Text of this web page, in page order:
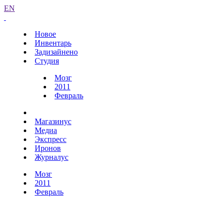
EN
Новое
Инвентарь
Задизайнено
Студия
Мозг
2011
Февраль
Магазинус
Медиа
Экспресс
Иронов
Журналус
Мозг
2011
Февраль